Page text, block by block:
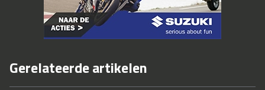
Gerelateerde artikelen